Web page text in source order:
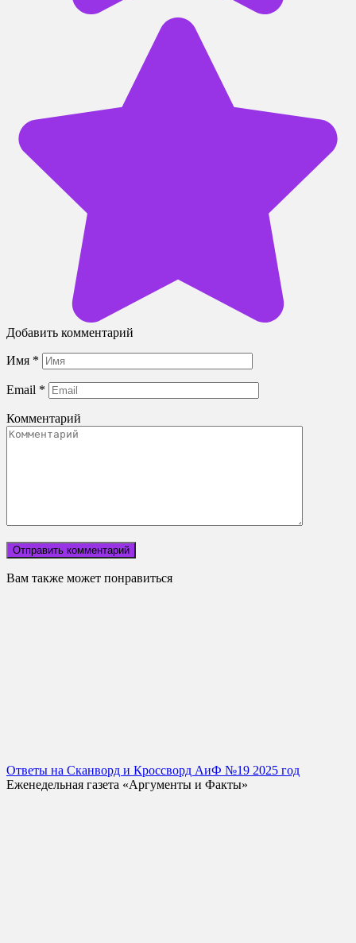
Добавить комментарий
Имя *
Email *
Комментарий
Вам также может понравиться
Ответы на Сканворд и Кроссворд АиФ №19 2025 год
Еженедельная газета «Аргументы и Факты»